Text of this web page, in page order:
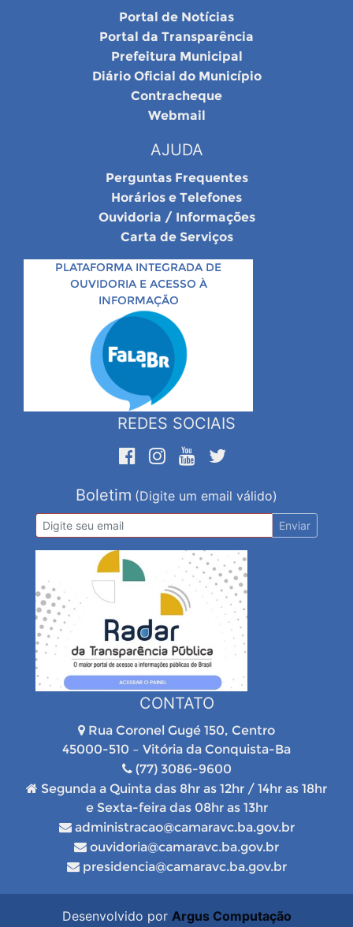
Portal de Notícias
Portal da Transparência
Prefeitura Municipal
Diário Oficial do Município
Contracheque
Webmail
AJUDA
Perguntas Frequentes
Horários e Telefones
Ouvidoria / Informações
Carta de Serviços
PLATAFORMA INTEGRADA DE
OUVIDORIA E ACESSO À
INFORMAÇÃO
REDES SOCIAIS
Boletim (Digite um email válido)
Enviar
CONTATO
Rua Coronel Gugé 150, Centro
45000-510 – Vitória da Conquista-Ba
(77) 3086-9600
Segunda a Quinta das 8hr as 12hr / 14hr as 18hr
e Sexta-feira das 08hr as 13hr
administracao@camaravc.ba.gov.br
ouvidoria@camaravc.ba.gov.br
presidencia@camaravc.ba.gov.br
Desenvolvido por Argus Computação